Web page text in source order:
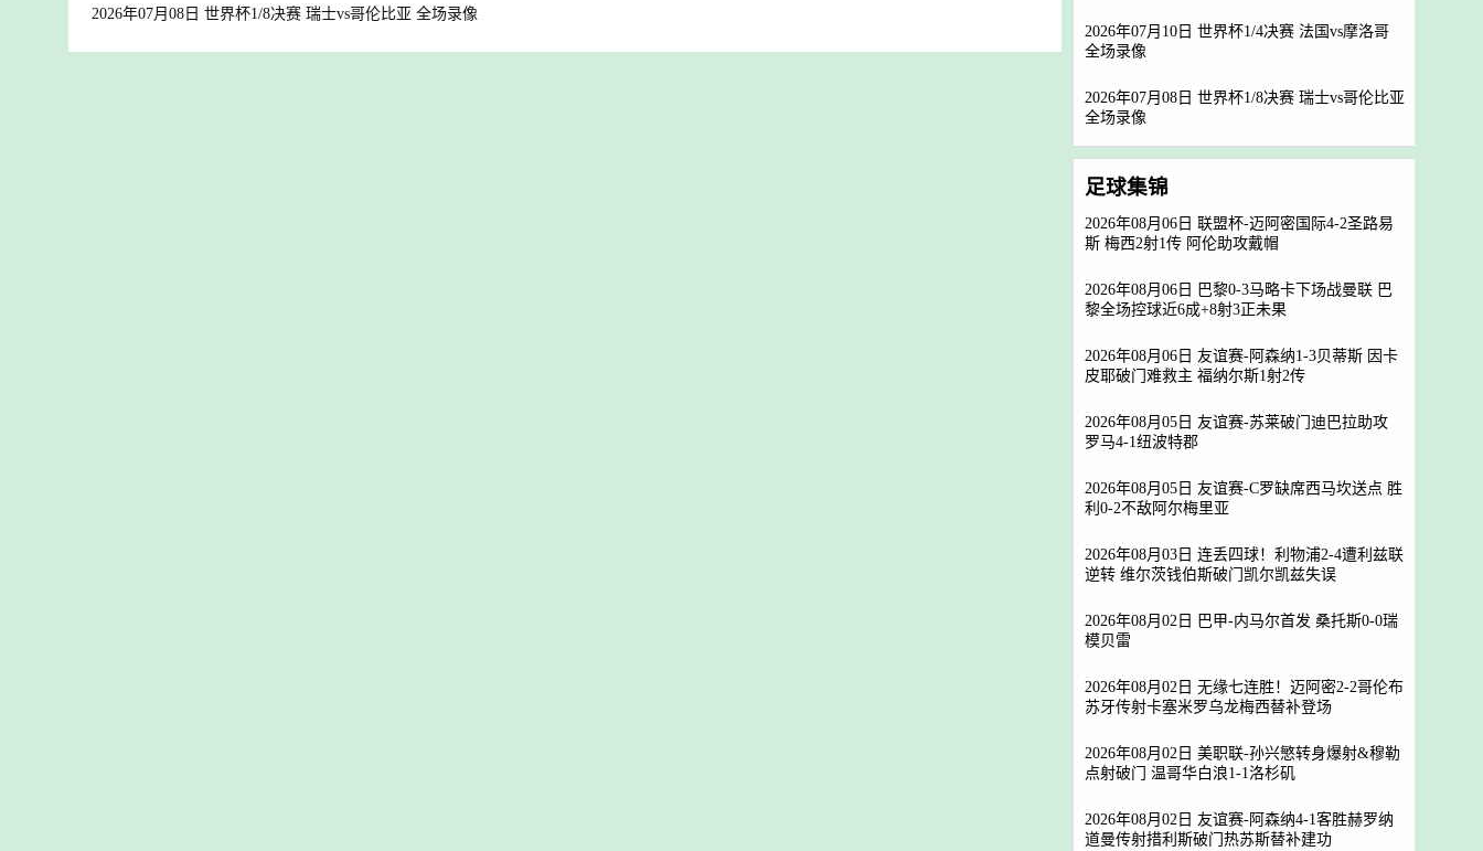
2026年07月08日 世界杯1/8决赛 瑞士vs哥伦比亚 全场录像
2026年07月10日 世界杯1/4决赛 法国vs摩洛哥
全场录像
2026年07月08日 世界杯1/8决赛 瑞士vs哥伦比亚
全场录像
足球集锦
2026年08月06日 联盟杯-迈阿密国际4-2圣路易
斯 梅西2射1传 阿伦助攻戴帽
2026年08月06日 巴黎0-3马略卡下场战曼联 巴
黎全场控球近6成+8射3正未果
2026年08月06日 友谊赛-阿森纳1-3贝蒂斯 因卡
皮耶破门难救主 福纳尔斯1射2传
2026年08月05日 友谊赛-苏莱破门迪巴拉助攻
罗马4-1纽波特郡
2026年08月05日 友谊赛-C罗缺席西马坎送点 胜
利0-2不敌阿尔梅里亚
2026年08月03日 连丢四球！利物浦2-4遭利兹联
逆转 维尔茨钱伯斯破门凯尔凯兹失误
2026年08月02日 巴甲-内马尔首发 桑托斯0-0瑞
模贝雷
2026年08月02日 无缘七连胜！迈阿密2-2哥伦布
苏牙传射卡塞米罗乌龙梅西替补登场
2026年08月02日 美职联-孙兴慜转身爆射&穆勒
点射破门 温哥华白浪1-1洛杉矶
2026年08月02日 友谊赛-阿森纳4-1客胜赫罗纳
道曼传射措利斯破门热苏斯替补建功